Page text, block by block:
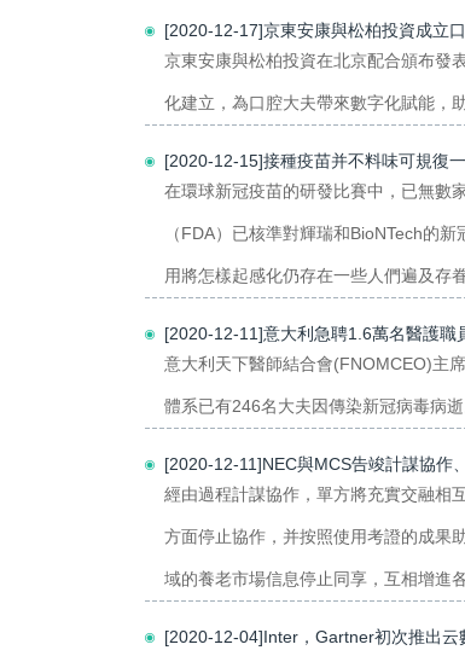
[2020-12-17]京東安康與松柏投資成立
京東安康與松柏投資在北京配合頒布發
化建立，為口腔大夫帶來數字化賦能，
[2020-12-15]接種疫苗并不料味可規復
在環球新冠疫苗的研發比賽中，已無數
（FDA）已核準對輝瑞和BioNTech的
用將怎樣起感化仍存在一些人們遍及存
[2020-12-11]意大利急聘1.6萬名醫護職
意大利天下醫師結合會(FNOMCEO)主
體系已有246名大夫因傳染新冠病毒病
[2020-12-11]NEC與MCS告竣計謀協作
經由過程計謀協作，單方將充實交融相
方面停止協作，并按照使用考證的成果
域的養老市場信息停止同享，互相增進
[2020-12-04]Inter，Gartner初次推出云